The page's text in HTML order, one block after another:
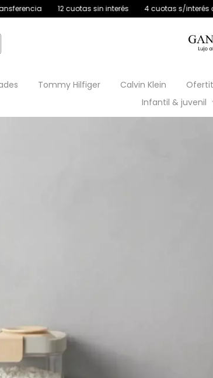
sin interés 4 cuotas s/interés con débito 30%
Tommy Hilfiger Calvin Klein
Infantil & juvenil